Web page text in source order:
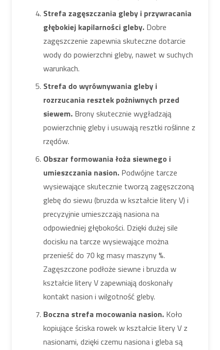
Strefa zagęszczania gleby i przywracania
głębokiej kapilarności gleby. Dobre
zagęszczenie zapewnia skuteczne dotarcie
wody do powierzchni gleby, nawet w suchych
warunkach.
Strefa do wyrównywania gleby i
rozrzucania resztek pożniwnych przed
siewem. Brony skutecznie wygładzają
powierzchnię gleby i usuwają resztki roślinne z
rzędów.
Obszar formowania łoża siewnego i
umieszczania nasion. Podwójne tarcze
wysiewające skutecznie tworzą zagęszczoną
glebę do siewu (bruzda w kształcie litery V) i
precyzyjnie umieszczają nasiona na
odpowiedniej głębokości. Dzięki dużej sile
docisku na tarcze wysiewające można
przenieść do 70 kg masy maszyny %.
Zagęszczone podłoże siewne i bruzda w
kształcie litery V zapewniają doskonały
kontakt nasion i wilgotność gleby.
Boczna strefa mocowania nasion. Koło
kopiujące ściska rowek w kształcie litery V z
nasionami, dzięki czemu nasiona i gleba są